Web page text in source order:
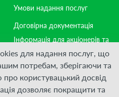
Умови надання послуг
Договірна документація
Інформація для акціонерів та
стейкхолдерів
для надання послуг, що
потребам, зберігаючи та
користувацький досвід
дозволяє покращити та